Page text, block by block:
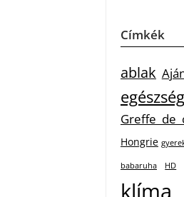
Címkék
ablak
egészség
Greffe de
Hongrie
babaruha HD
klíma